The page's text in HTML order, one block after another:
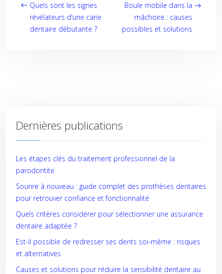
Quels sont les signes
révélateurs d’une carie
dentaire débutante ?
Boule mobile dans la
mâchoire : causes
possibles et solutions
Dernières publications
Les étapes clés du traitement professionnel de la
parodontite
Sourire à nouveau : guide complet des prothèses dentaires
pour retrouver confiance et fonctionnalité
Quels critères considérer pour sélectionner une assurance
dentaire adaptée ?
Est-il possible de redresser ses dents soi-même : risques
et alternatives
Causes et solutions pour réduire la sensibilité dentaire au